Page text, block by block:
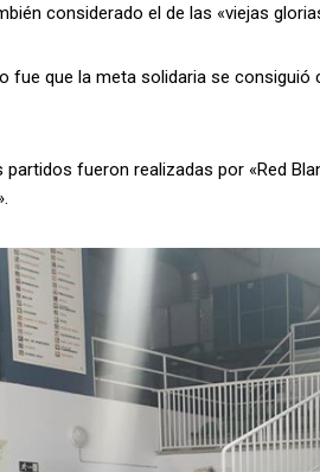
considerado el de las «viejas
fue que la meta solidaria se
fueron realizadas por «Red